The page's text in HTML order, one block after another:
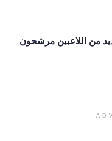
من اللاعبين مرشحون